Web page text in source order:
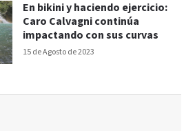
15 de Agosto de 2023
En bikini y haciendo ejercicio:
Caro Calvagni continúa
impactando con sus curvas